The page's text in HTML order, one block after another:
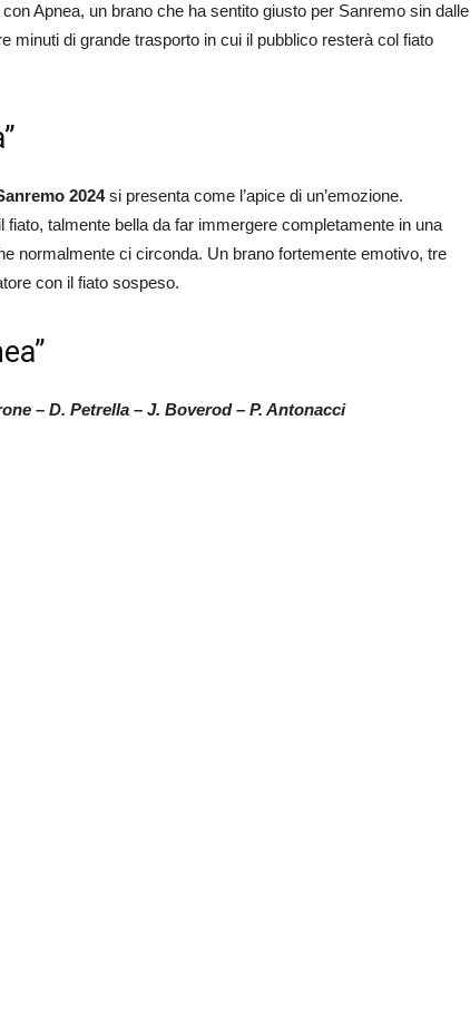
Apnea, un brano che ha sentito giusto per Sanremo sin dalle
minuti di grande trasporto in cui il pubblico resterà col fiato
2024si presenta come l’apice di un’emozione.
fiato, talmente bella da far immergere completamente in una
normalmente ci circonda. Un brano fortemente emotivo, tre
con il fiato sospeso.
– D. Petrella – J. Boverod – P. Antonacci